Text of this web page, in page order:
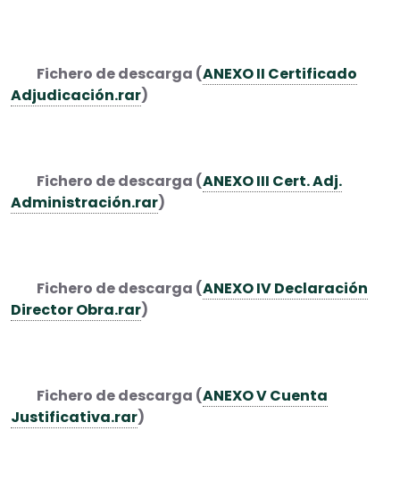
Fichero de descarga (ANEXO II Certificado
Adjudicación.rar)
Fichero de descarga (ANEXO III Cert. Adj.
Administración.rar)
Fichero de descarga (ANEXO IV Declaración
Director Obra.rar)
Fichero de descarga (ANEXO V Cuenta
Justificativa.rar)